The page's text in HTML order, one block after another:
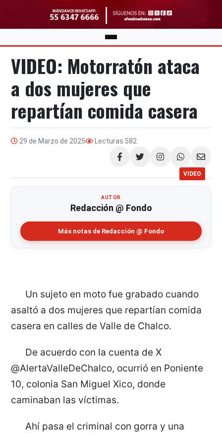
VIDEO: Motorratón ataca
a dos mujeres que
repartían comida casera
29 de Marzo de 2025 Lecturas 582
Compartir
VIDEO
AUTOR
Redacción @ Fondo
Más notas de Redacción @ Fondo
Un sujeto en moto fue grabado cuando
asaltó a dos mujeres que repartían comida
casera en calles de Valle de Chalco.
De acuerdo con la cuenta de X
@AlertaValleDeChalco, ocurrió en Poniente
10, colonia San Miguel Xico, donde
caminaban las víctimas.
Ahí pasa el criminal con gorra y una